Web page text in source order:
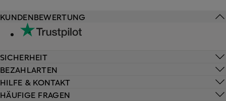
HILFE & KONTAKT
HÄUFIGE FRAGEN
KUNDENBEWERTUNG
SICHERHEIT
BEZAHLARTEN